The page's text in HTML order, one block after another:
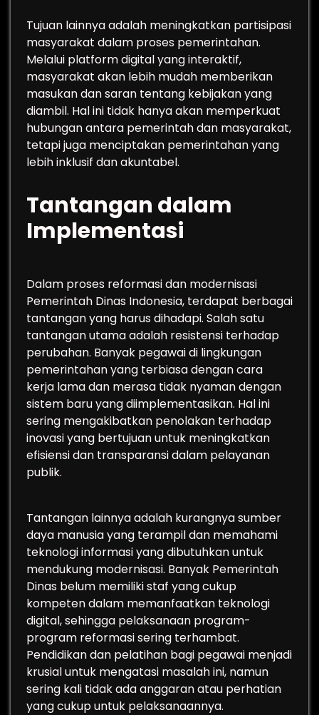
Tujuan lainnya adalah meningkatkan partisipasi
masyarakat dalam proses pemerintahan.
Melalui platform digital yang interaktif,
masyarakat akan lebih mudah memberikan
masukan dan saran tentang kebijakan yang
diambil. Hal ini tidak hanya akan memperkuat
hubungan antara pemerintah dan masyarakat,
tetapi juga menciptakan pemerintahan yang
lebih inklusif dan akuntabel.
Tantangan dalam
Implementasi
Dalam proses reformasi dan modernisasi
Pemerintah Dinas Indonesia, terdapat berbagai
tantangan yang harus dihadapi. Salah satu
tantangan utama adalah resistensi terhadap
perubahan. Banyak pegawai di lingkungan
pemerintahan yang terbiasa dengan cara
kerja lama dan merasa tidak nyaman dengan
sistem baru yang diimplementasikan. Hal ini
sering mengakibatkan penolakan terhadap
inovasi yang bertujuan untuk meningkatkan
efisiensi dan transparansi dalam pelayanan
publik.
Tantangan lainnya adalah kurangnya sumber
daya manusia yang terampil dan memahami
teknologi informasi yang dibutuhkan untuk
mendukung modernisasi. Banyak Pemerintah
Dinas belum memiliki staf yang cukup
kompeten dalam memanfaatkan teknologi
digital, sehingga pelaksanaan program-
program reformasi sering terhambat.
Pendidikan dan pelatihan bagi pegawai menjadi
krusial untuk mengatasi masalah ini, namun
sering kali tidak ada anggaran atau perhatian
yang cukup untuk pelaksanaannya.